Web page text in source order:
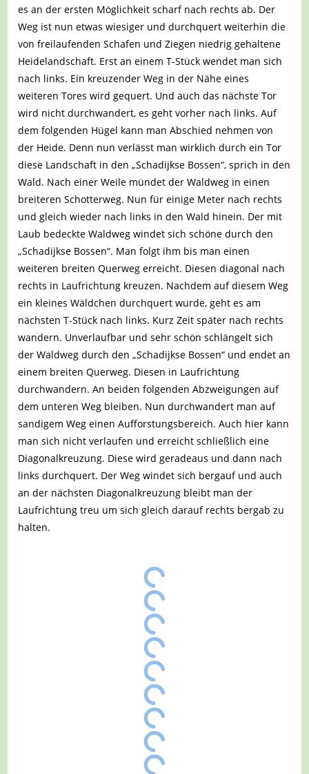
es an der ersten Möglichkeit scharf nach rechts ab. Der
Weg ist nun etwas wiesiger und durchquert weiterhin die
von freilaufenden Schafen und Ziegen niedrig gehaltene
Heidelandschaft. Erst an einem T-Stück wendet man sich
nach links. Ein kreuzender Weg in der Nähe eines
weiteren Tores wird gequert. Und auch das nächste Tor
wird nicht durchwandert, es geht vorher nach links. Auf
dem folgenden Hügel kann man Abschied nehmen von
der Heide. Denn nun verlässt man wirklich durch ein Tor
diese Landschaft in den „Schadijkse Bossen“, sprich in den
Wald. Nach einer Weile mündet der Waldweg in einen
breiteren Schotterweg. Nun für einige Meter nach rechts
und gleich wieder nach links in den Wald hinein. Der mit
Laub bedeckte Waldweg windet sich schöne durch den
„Schadijkse Bossen“. Man folgt ihm bis man einen
weiteren breiten Querweg erreicht. Diesen diagonal nach
rechts in Laufrichtung kreuzen. Nachdem auf diesem Weg
ein kleines Wäldchen durchquert wurde, geht es am
nächsten T-Stück nach links. Kurz Zeit später nach rechts
wandern. Unverlaufbar und sehr schön schlängelt sich
der Waldweg durch den „Schadijkse Bossen“ und endet an
einem breiten Querweg. Diesen in Laufrichtung
durchwandern. An beiden folgenden Abzweigungen auf
dem unteren Weg bleiben. Nun durchwandert man auf
sandigem Weg einen Aufforstungsbereich. Auch hier kann
man sich nicht verlaufen und erreicht schließlich eine
Diagonalkreuzung. Diese wird geradeaus und dann nach
links durchquert. Der Weg windet sich bergauf und auch
an der nächsten Diagonalkreuzung bleibt man der
Laufrichtung treu um sich gleich darauf rechts bergab zu
halten.